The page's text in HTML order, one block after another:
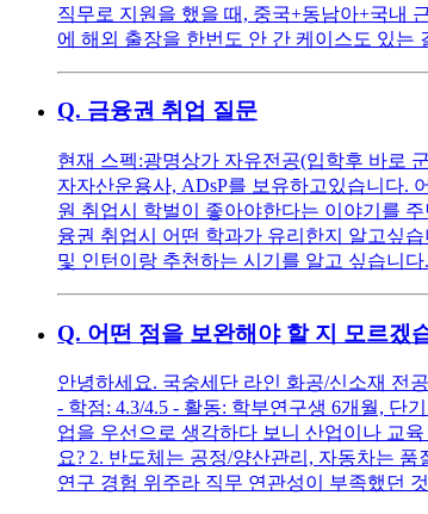
직무로 지원을 했을 때, 중국+동남아+국내
에 해외 출장을 한번도 안 간 케이스도 있는
Q. 금융권 취업 질문
현재 스펙:광명상가 자유전공(입학후 바로
자자산운용사, ADsP를 보유하고있습니다.
원 취업시 학벌이 좋아야한다는 이야기를
융권 취업시 어떤 학과가 유리한지 알고싶
및 인턴이랑 추천하는 시기를 알고 싶습니다.
Q. 어떤 점을 보완해야 할 지 모르겠
안녕하세요. 국숭세단 라인 화공/신소재 전
- 학점: 4.3/4.5 - 활동: 학부연구생 6개월, 단
업을 우선으로 생각하다 보니 산업이나 교
요? 2. 반도체는 공정/양산관리, 자동차는
연구 경험 위주라 직무 연관성이 부족했던